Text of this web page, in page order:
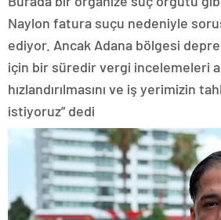
Naylon fatura suçu nedeniyle
ediyor. Ancak Adana bölgesi
için bir süredir vergi incelemeleri
hızlandırılmasını ve iş yerimizin
istiyoruz” dedi